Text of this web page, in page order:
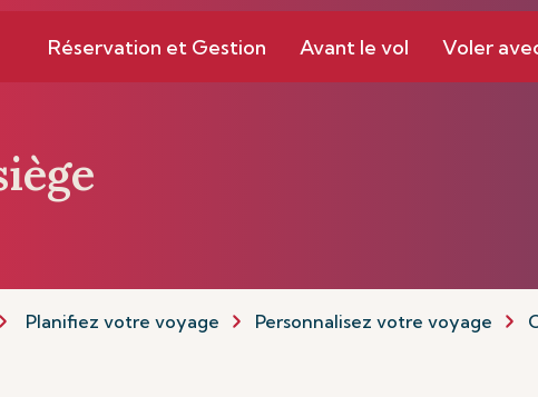
Réservation et Gestion Avant le vol Voler
Planifiez votre voyage Personnalisez votre voyage